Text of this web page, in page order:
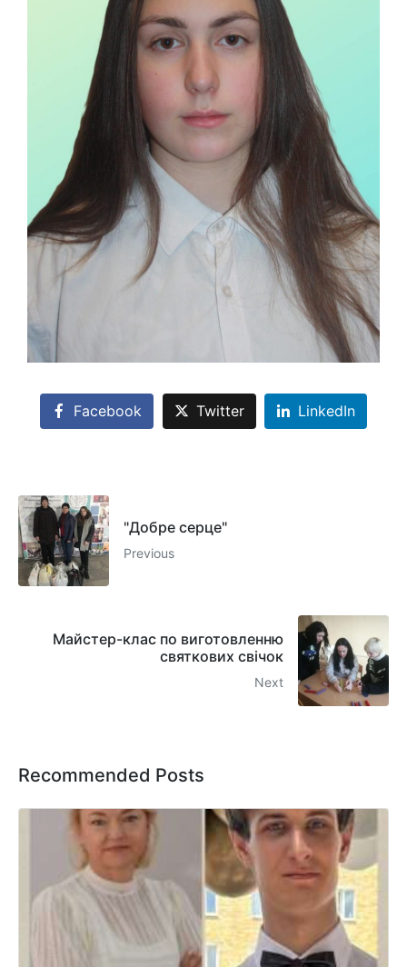
Facebook Twitter LinkedIn
"Добре серце"
Previous
Майстер-клас по виготовленню
святкових свічок
Next
Recommended Posts